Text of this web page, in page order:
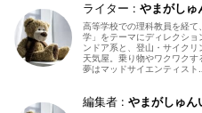
やまがしゅ
高等学校での理科教員を経
学」をテーマにディレクショ
ンドア系と、登山・サイク
天気屋。乗り物やワクワク
夢はマッドサイエンティス
やまがしゅん